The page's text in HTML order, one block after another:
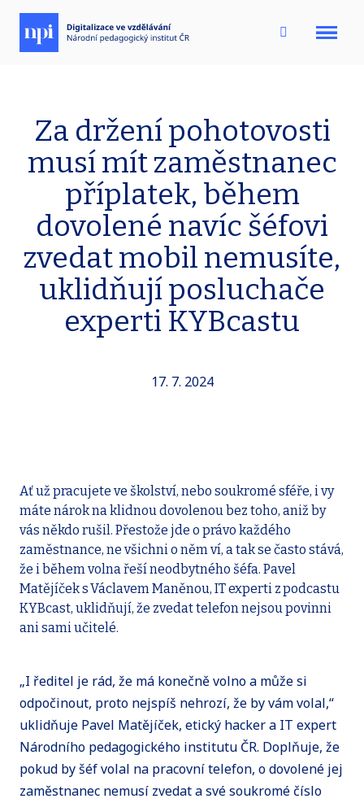
Menu
Za držení pohotovosti
musí mít zaměstnanec
příplatek, během
dovolené navíc šéfovi
zvedat mobil nemusíte,
uklidňují posluchače
experti KYBcastu
17. 7. 2024
Ať už pracujete ve školství, nebo soukromé sféře, i vy
máte nárok na klidnou dovolenou bez toho, aniž by
vás někdo rušil. Přestože jde o právo každého
zaměstnance, ne všichni o něm ví, a tak se často stává,
že i během volna řeší neodbytného šéfa. Pavel
Matějíček s Václavem Maněnou, IT experti z podcastu
KYBcast, uklidňují, že zvedat telefon nejsou povinni
ani sami učitelé.
„I ředitel je rád, že má konečně volno a může si
odpočinout, proto nejspíš nehrozí, že by vám volal,“
uklidňuje Pavel Matějíček, etický hacker a IT expert
Národního pedagogického institutu ČR. Doplňuje, že
pokud by šéf volal na pracovní telefon, o dovolené jej
zaměstnanec nemusí zvedat a své soukromé číslo